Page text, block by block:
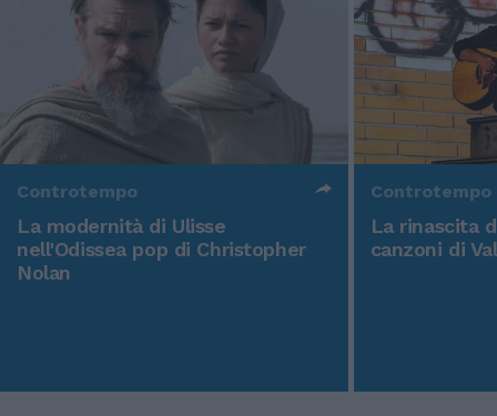
Controtempo
La modernità di Ulisse
nell'Odissea pop di Christopher
Nolan
Controtempo
La rinascita
canzoni di